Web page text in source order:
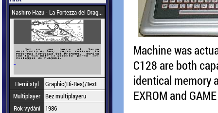
Nashiro Hazu - La Fortezza del Drag...
Herní styl
Graphic(Hi-Res)/Text
Multiplayer Bez multiplayeru
Rok vydání
1986
Machine was
C128 are both
identical memory
EXROM and